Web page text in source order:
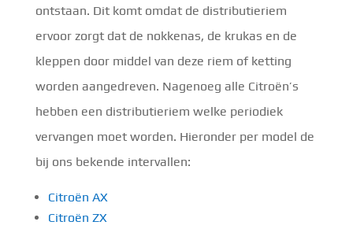
ontstaan. Dit komt omdat de distributieriem
ervoor zorgt dat de nokkenas, de krukas en de
kleppen door middel van deze riem of ketting
worden aangedreven. Nagenoeg alle Citroën’s
hebben een distributieriem welke periodiek
vervangen moet worden. Hieronder per model de
bij ons bekende intervallen:
Citroën AX
Citroën ZX